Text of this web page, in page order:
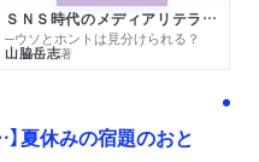
ＳＮＳ時代のメディアリテラシー
─ウソとホントは見分けられる？
山脇岳志著
夏休みの宿題のおと